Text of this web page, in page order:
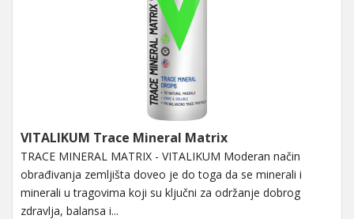
VITALIKUM Trace Mineral Matrix
TRACE MINERAL MATRIX - VITALIKUM Moderan način
obrađivanja zemljišta doveo je do toga da se minerali i
minerali u tragovima koji su ključni za održanje dobrog
zdravlja, balansa i...